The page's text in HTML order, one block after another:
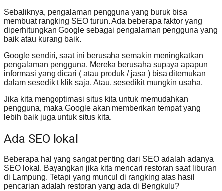
Sebaliknya, pengalaman pengguna yang buruk bisa
membuat rangking SEO turun. Ada beberapa faktor yang
diperhitungkan Google sebagai pengalaman pengguna yang
baik atau kurang baik.
Google sendiri, saat ini berusaha semakin meningkatkan
pengalaman pengguna. Mereka berusaha supaya apapun
informasi yang dicari ( atau produk / jasa ) bisa ditemukan
dalam sesedikit klik saja. Atau, sesedikit mungkin usaha.
Jika kita mengoptimasi situs kita untuk memudahkan
pengguna, maka Google akan memberikan tempat yang
lebih baik juga untuk situs kita.
Ada SEO lokal
Beberapa hal yang sangat penting dari SEO adalah adanya
SEO lokal. Bayangkan jika kita mencari restoran saat liburan
di Lampung. Tetapi yang muncul di rangking atas hasil
pencarian adalah restoran yang ada di Bengkulu?